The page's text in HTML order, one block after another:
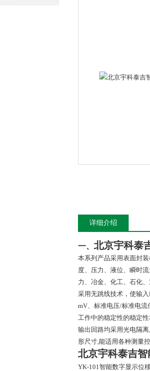
详细介绍
一、 北京宇科泰
本系列产品采用表面封
度、压力、液位、瞬时
力、冶金、化工、石化
采用无跳线技术，使输
mV、标准电压/标准电
工作中的稳定性的稳定
输出回路均采用光电隔
形尺寸,能适用各种测量
北京宇科泰吉
YK-101智能数字显示位